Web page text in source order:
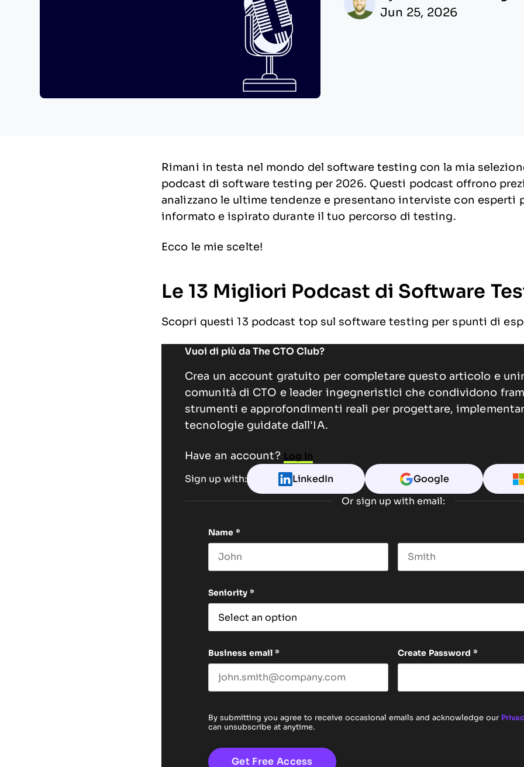
Jun 25, 2026
Rimani in testa nel mondo del software testing con la mia
podcast di software testing per 2026. Questi podcast offrono
analizzano le ultime tendenze e presentano interviste con esperti
informato e ispirato durante il tuo percorso di testing.
Ecco le mie scelte!
Le 13 Migliori Podcast di Software
Scopri questi 13 podcast top sul software testing per spunti di
Vuoi di più da The CTO Club?
Crea un account gratuito per completare questo articolo e
comunità di CTO e leader ingegneristici che condividono
strumenti e approfondimenti reali per progettare,
tecnologie guidate dall'IA.
Have an account? Log In
Sign up with: LinkedIn Google
Or sign up with email:
Name *
Seniority *
Business email * Create Password *
By submitting you agree to receive occasional emails and acknowledge our
can unsubscribe at anytime.